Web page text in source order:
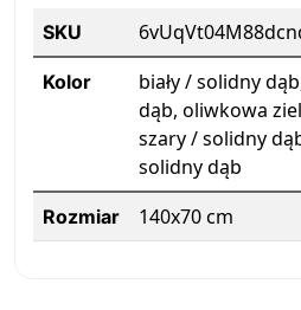
SKU
Kolor
biały / solidny
dąb, oliwkowa
szary / solidny
solidny dąb
Rozmiar 140x70 cm